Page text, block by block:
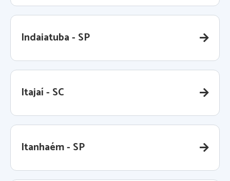
Indaiatuba - SP
Itajaí - SC
Itanhaém - SP